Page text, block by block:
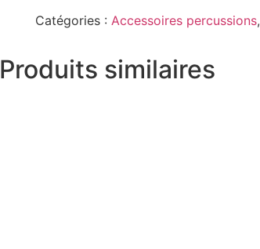
Catégories : Accessoires percussions,
Produits similaires